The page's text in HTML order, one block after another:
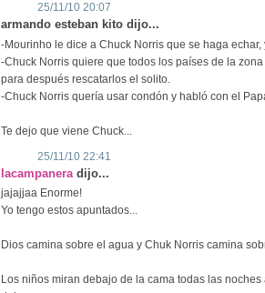
25/11/10 20:07
armando esteban kito dijo...
-Mourinho le dice a Chuck Norris que se haga echar,
-Chuck Norris quiere que todos los países de la
para después rescatarlos el solito.
-Chuck Norris quería usar condón y habló con el
Te dejo que viene Chuck...
25/11/10 22:41
lacampanera dijo...
jajajjaa Enorme!
Yo tengo estos apuntados...
Dios camina sobre el agua y Chuk Norris camina
Los niños miran debajo de la cama todas las noches